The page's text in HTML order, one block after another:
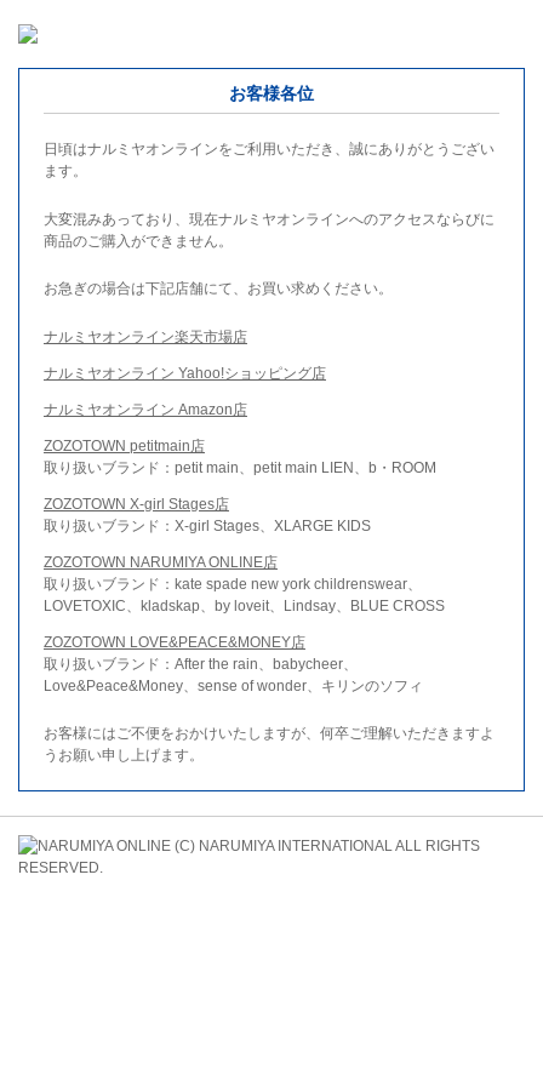
お客様各位
日頃はナルミヤオンラインをご利用いただき、誠にありがとうござい
ます。
大変混みあっており、現在ナルミヤオンラインへのアクセスならびに
商品のご購入ができません。
お急ぎの場合は下記店舗にて、お買い求めください。
ナルミヤオンライン楽天市場店
ナルミヤオンライン Yahoo!ショッピング店
ナルミヤオンライン Amazon店
ZOZOTOWN petitmain店
取り扱いブランド：petit main、petit main LIEN、b・ROOM
ZOZOTOWN X-girl Stages店
取り扱いブランド：X-girl Stages、XLARGE KIDS
ZOZOTOWN NARUMIYA ONLINE店
取り扱いブランド：kate spade new york childrenswear、
LOVETOXIC、kladskap、by loveit、Lindsay、BLUE CROSS
ZOZOTOWN LOVE&PEACE&MONEY店
取り扱いブランド：After the rain、babycheer、
Love&Peace&Money、sense of wonder、キリンのソフィ
お客様にはご不便をおかけいたしますが、何卒ご理解いただきますよ
うお願い申し上げます。